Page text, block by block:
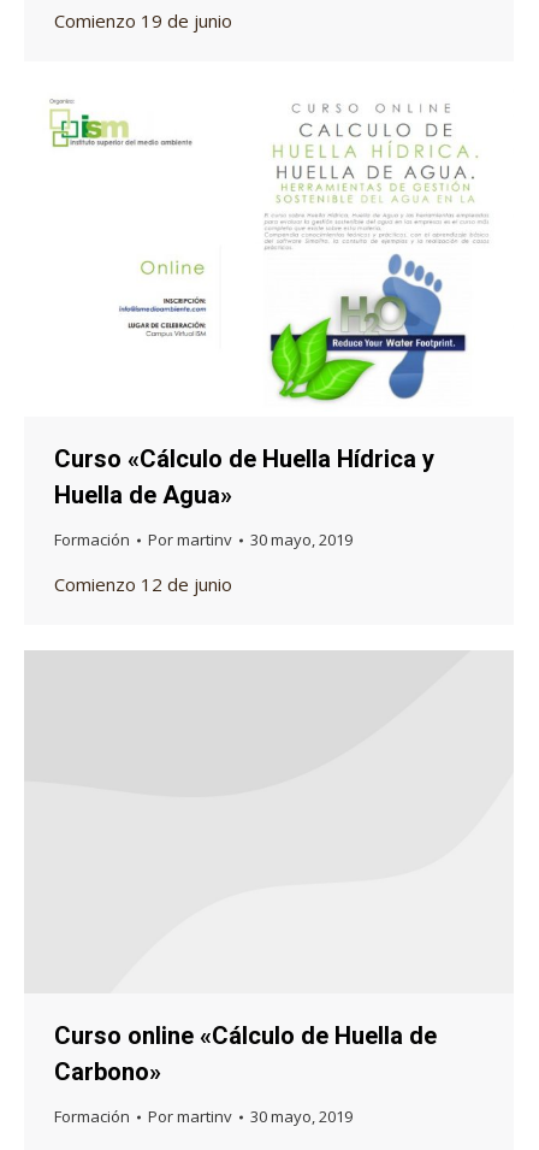
Comienzo 19 de junio
Curso «Cálculo de Huella Hídrica y
Huella de Agua»
Formación Pormartinv 30 mayo, 2019
Comienzo 12 de junio
Curso online «Cálculo de Huella de
Carbono»
Formación Pormartinv 30 mayo, 2019